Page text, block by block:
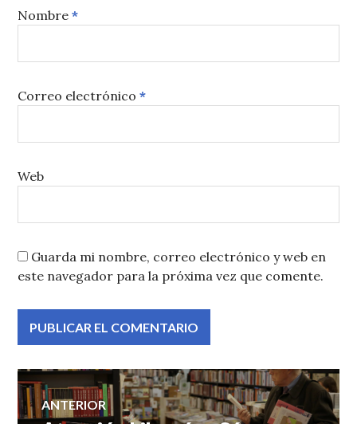
Nombre*
Correo electrónico*
Web
Guarda mi nombre, correo electrónico y web en
este navegador para la próxima vez que comente.
Navegación
ANTERIOR